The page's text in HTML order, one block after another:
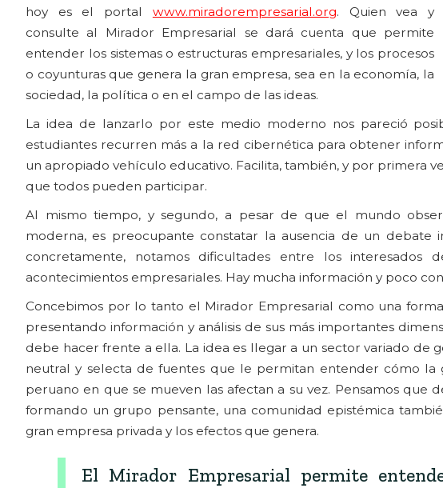
hoy es el portal www.miradorempresarial.org. Quien vea y
consulte al Mirador Empresarial se dará cuenta que permite
entender los sistemas o estructuras empresariales, y los procesos
o coyunturas que genera la gran empresa, sea en la economía, la
sociedad, la política o en el campo de las ideas.
La idea de lanzarlo por este medio moderno nos pareció
estudiantes recurren más a la red cibernética para obtener
un apropiado vehículo educativo. Facilita, también, y por primera
que todos pueden participar.
Al mismo tiempo, y segundo, a pesar de que el mundo
moderna, es preocupante constatar la ausencia de un debate
concretamente, notamos dificultades entre los
acontecimientos empresariales. Hay mucha información y poco
Concebimos por lo tanto el Mirador Empresarial como una
presentando información y análisis de sus más importantes
debe hacer frente a ella. La idea es llegar a un sector variado de
neutral y selecta de fuentes que le permitan entender cómo la
peruano en que se mueven las afectan a su vez. Pensamos
formando un grupo pensante, una comunidad epistémica
gran empresa privada y los efectos que genera.
El Mirador Empresarial permite